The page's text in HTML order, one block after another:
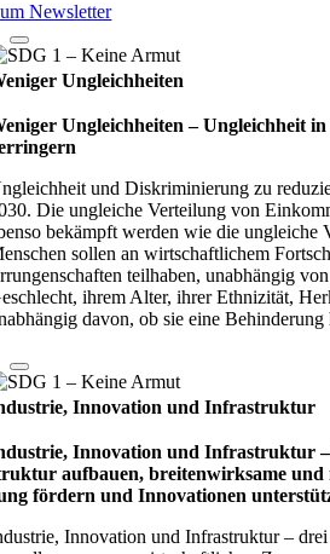
Newsletter
Ungleichheiten
Ungleichheiten – Ungleich­heit
und Diskriminierung zu
Die ungleiche Verteilung von
bekämpft werden wie die ungleiche
sollen an wirtschaftlichem
teilhaben, unabhängig
ihrem Alter, ihrer Ethnizität,
davon, ob sie eine Behinderung
Innovation und Infrastruktur
Innovation und Infrastruktur
auf­bauen, brei­ten­wirk­same
för­dern und Inno­vati­o­nen
Innovation und Infrastruktur –